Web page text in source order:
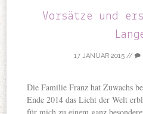
Vorsätze und
17 JANUAR 2015 //
Die Familie Franz hat Zuwachs
Ende 2014 das Licht der Welt